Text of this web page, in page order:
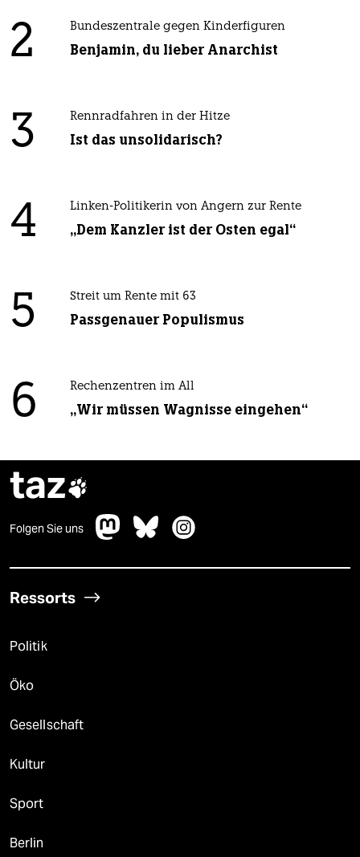
2 Bundeszentrale gegen Kinderfiguren
Benjamin, du lieber Anarchist
3 Rennradfahren in der Hitze
Ist das unsolidarisch?
4 Linken-Politikerin von Angern zur Rente
„Dem Kanzler ist der Osten egal“
5 Streit um Rente mit 63
Passgenauer Populismus
6 Rechenzentren im All
„Wir müssen Wagnisse eingehen“
taz
Folgen Sie uns
Ressorts
Politik
Öko
Gesellschaft
Kultur
Sport
Berlin